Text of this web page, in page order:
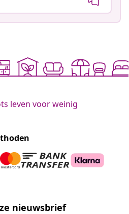
leven voor weinig
nieuwsbrief